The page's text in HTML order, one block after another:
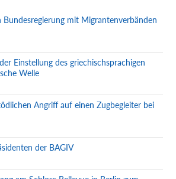
Bundesregierung mit Migrantenverbänden
Einstellung des griechischsprachigen
Welle
Angriff auf einen Zugbegleiter bei
der BAGIV